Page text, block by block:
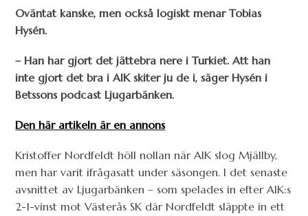
Oväntat kanske, men också logiskt menar Tobias
Hysén.
–Han har gjort det jättebra nere i Turkiet. Att han
inte gjort det bra i AIK skiter ju de i, säger Hysén i
Betssons podcast Ljugarbänken.
Den här artikeln är en annons
Kristoffer Nordfeldt höll nollan när AIK slog Mjällby,
men har varit ifrågasatt under säsongen. I det senaste
avsnittet av Ljugarbänken – som spelades in efter AIK:s
2-1-vinst mot Västerås SK där Nordfeldt släppte in ett